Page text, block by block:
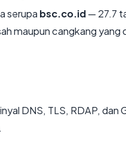
serupa bsc.co.id— 27.7
maupun cangkang yang
DNS, TLS, RDAP,